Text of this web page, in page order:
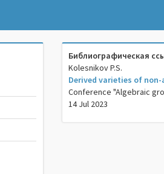
Библиографическая
Kolesnikov P.S.
Derived varieties of
Conference "Algebraic
14 Jul 2023